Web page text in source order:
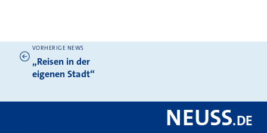
Weitere News
VORHERIGE NEWS
„Reisen in der
eigenen Stadt“
NEUSS.DE